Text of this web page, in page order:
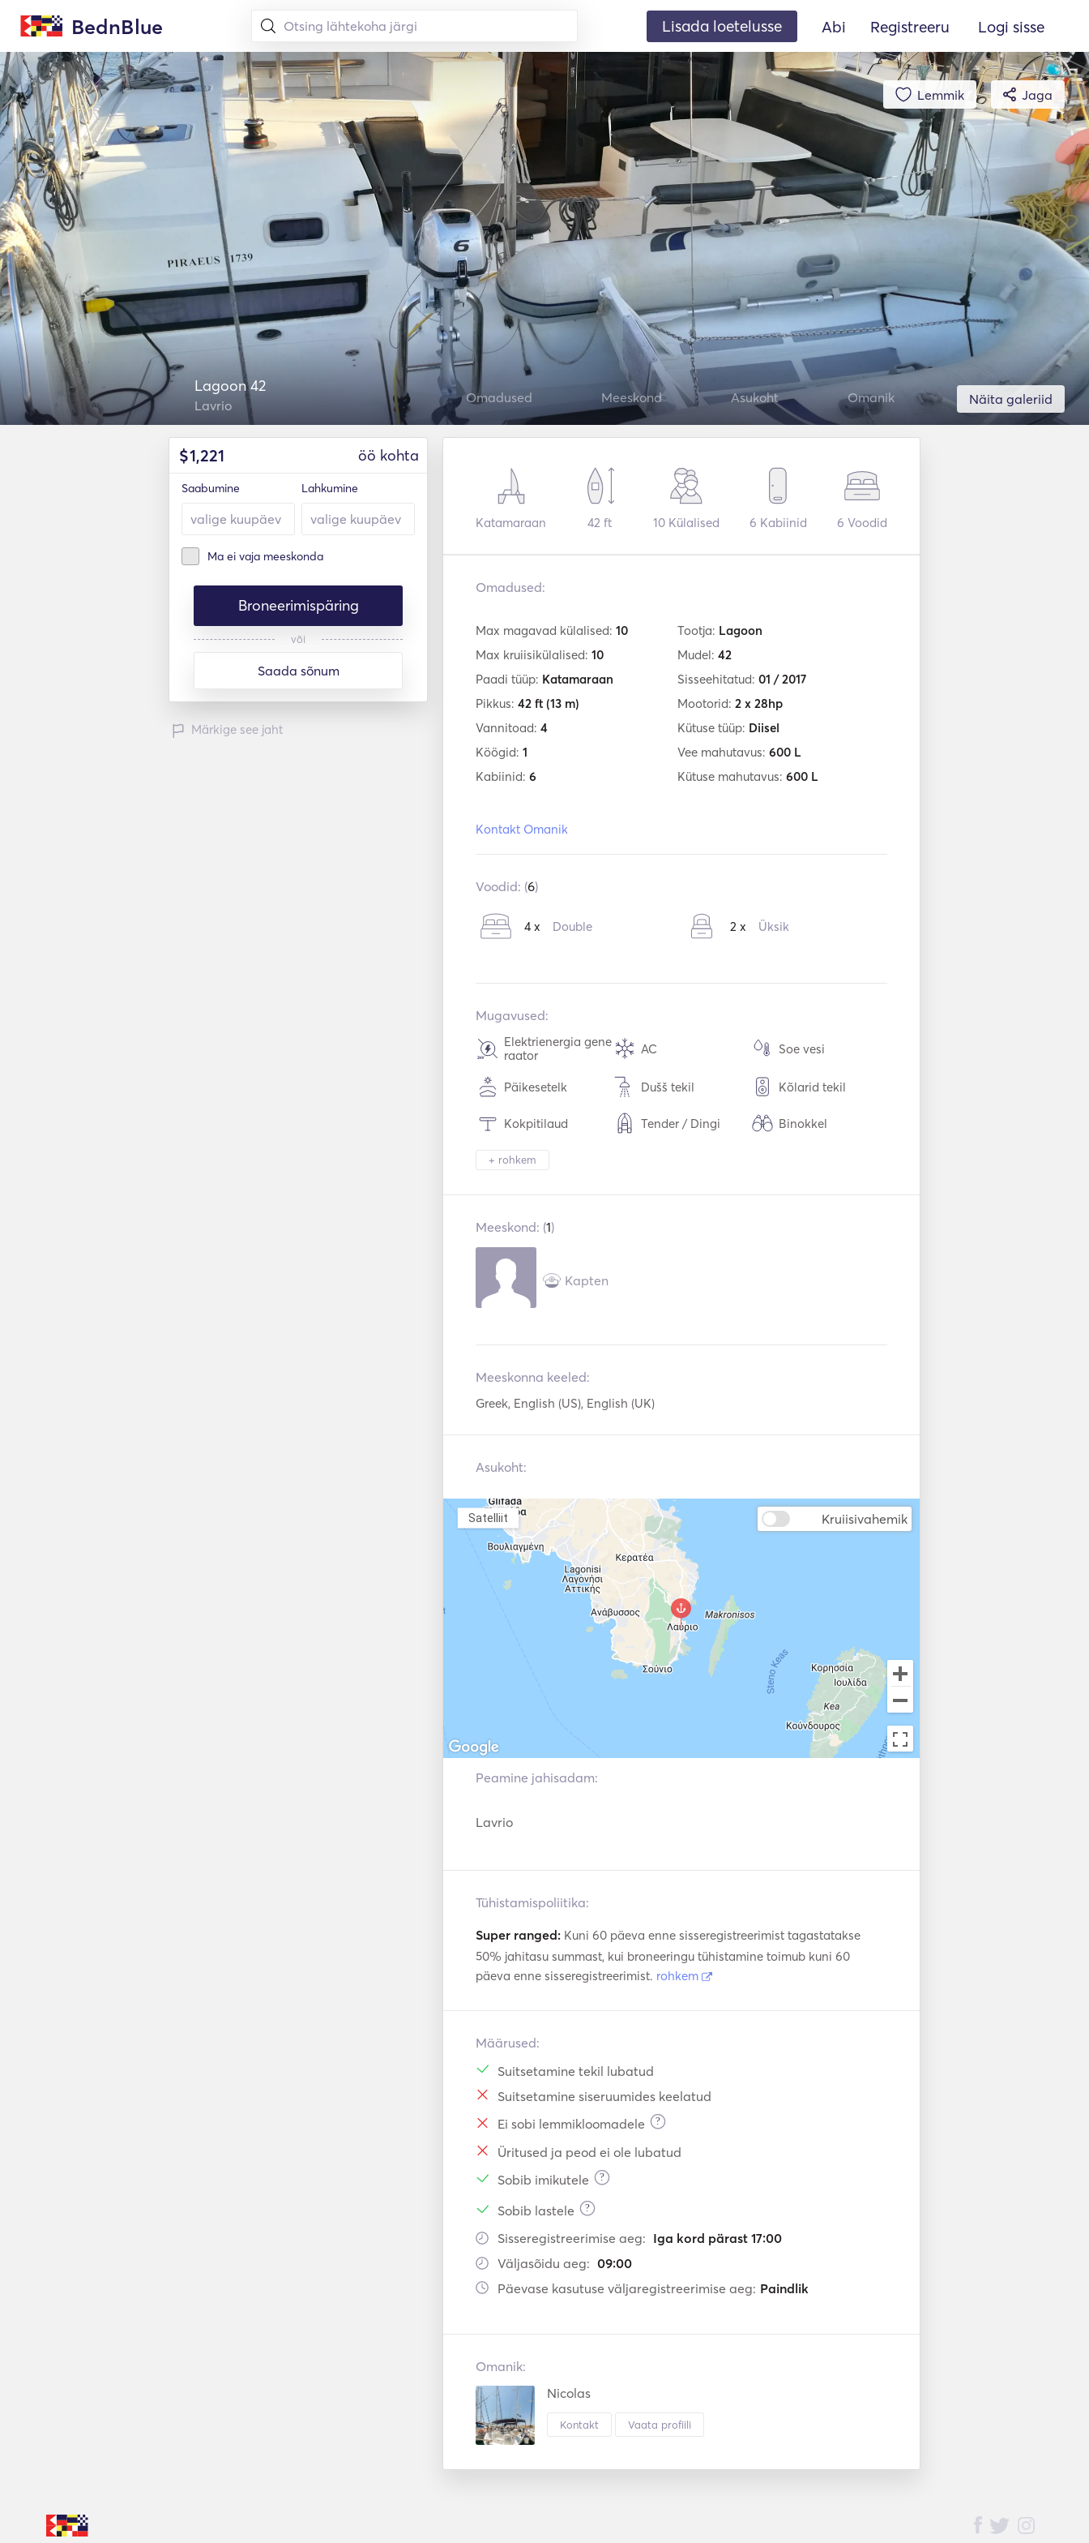
BednBlue Lisada loetelusse Abi Registreeru Logi sisse
Lemmik Jaga
Näita galeriid
Lagoon 42
Lavrio Omadused Meeskond Asukoht Omanik
$1,221 öö kohta
Saabumine Lahkumine
Ma ei vaja meeskonda
Broneerimispäring
või
Saada sõnum
Märkige see jaht
Katamaraan 42 ft 10Külalised 6 Kabiinid 6 Voodid
Omadused:
Max magavad külalised: 10
Max kruiisikülalised: 10
Paadi tüüp: Katamaraan
Pikkus: 42 ft (13 m)
Vannitoad: 4
Köögid: 1
Kabiinid: 6
Kontakt Omanik
Tootja: Lagoon
Mudel: 42
Sisseehitatud: 01 / 2017
Mootorid: 2 x 28hp
Kütuse tüüp: Diisel
Vee mahutavus: 600 L
Kütuse mahutavus: 600 L
Voodid: (6)
4 x Double 2 x Üksik
Mugavused:
Elektrienergia gene
raator
AC Soe vesi
Päikesetelk Dušš tekil Kõlarid tekil
Kokpitilaud Tender / Dingi Binokkel
Taskulambi valgus
Kohvimasin
USB-ühendus
Padel Board
+ rohkem
Meeskond: (1)
Kapten
Meeskonna keeled:
Greek, English (US), English (UK)
Asukoht:
Kruiisivahemik
Satelliit
Peamine jahisadam:
Lavrio
Tühistamispoliitika:
Super ranged: Kuni 60 päeva enne sisseregistreerimist tagastatakse
50% jahitasu summast, kui broneeringu tühistamine toimub kuni 60
päeva enne sisseregistreerimist. rohkem
Määrused:
Suitsetamine tekil lubatud
Suitsetamine siseruumides keelatud
Ei sobi lemmikloomadele
?
Üritused ja peod ei ole lubatud
Sobib imikutele
?
Sobib lastele ?
Sisseregistreerimise aeg: Iga kord pärast 17:00
Väljasõidu aeg: 09:00
Päevase kasutuse väljaregistreerimise aeg: Paindlik
Omanik:
Nicolas
Kontakt Vaata profiili